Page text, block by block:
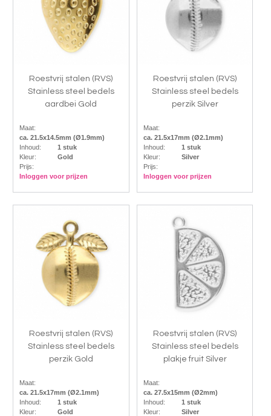
Roestvrij stalen (RVS)
Stainless steel bedels
aardbei Gold
Maat:
ca. 21.5x14.5mm (Ø1.9mm)
Inhoud:
1 stuk
Kleur:
Gold
Prijs:
Inloggen voor prijzen
Roestvrij stalen (RVS)
Stainless steel bedels
perzik Silver
Maat:
ca. 21.5x17mm (Ø2.1mm)
Inhoud:
1 stuk
Kleur:
Silver
Prijs:
Inloggen voor prijzen
Roestvrij stalen (RVS)
Stainless steel bedels
perzik Gold
Maat:
ca. 21.5x17mm (Ø2.1mm)
Inhoud:
1 stuk
Kleur:
Gold
Roestvrij stalen (RVS)
Stainless steel bedels
plakje fruit Silver
Maat:
ca. 27.5x15mm (Ø2mm)
Inhoud:
1 stuk
Kleur:
Silver